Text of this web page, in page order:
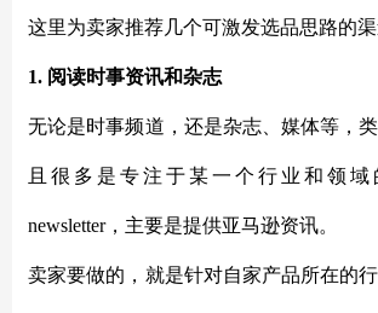
这里为卖家推荐几个可激发选品思路的渠
1. 阅读时事资讯和杂志
无论是时事频道，还是杂志、媒体等，
且很多是专注于某一个行业和领域
newsletter，主要是提供亚马逊资讯。
卖家要做的，就是针对自家产品所在的